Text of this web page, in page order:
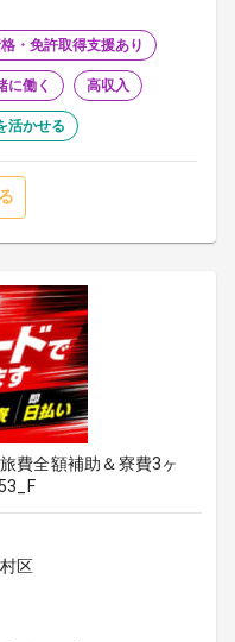
・免許取得支援あり
に働く 高収入
活かせる
費全額補助＆寮費3ヶ
区